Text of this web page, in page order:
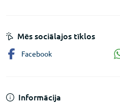
Informācija
Mēs sociālajos tīklos
Facebook